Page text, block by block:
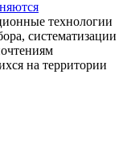
технологии
систематизации
на территории